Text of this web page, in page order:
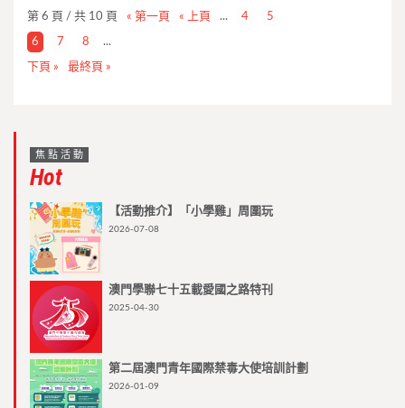
第 6 頁 / 共 10 頁 « 第一頁 « 上頁 ... 4 5
6 7 8 ...
下頁 » 最終頁 »
焦點活動
Hot
【活動推介】「小學雞」周圍玩
2026-07-08
澳門學聯七十五載愛國之路特刊
2025-04-30
第二屆澳門青年國際禁毒大使培訓計劃
2026-01-09